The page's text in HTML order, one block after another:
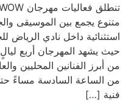
متنوع يجمع بين الموسيقى
استثنائية داخل نادي الرياض
حيث يشهد المهرجان أربع
من أبرز الفنانين المحليين
من الساعة السادسة مساءً
فنية […]